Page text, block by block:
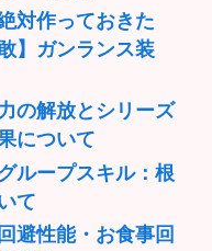
対作っておきた
】ガンランス装
の解放とシリーズ
について
ループスキル：根
て
避性能・お食事回